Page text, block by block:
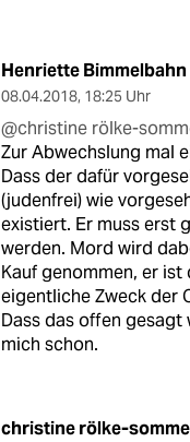
Henriette Bimmelbahn
08.04.2018, 18:25 Uhr
@christine rölke-
Zur Abwechslung mal
Dass der dafür
(judenfrei) wie
existiert. Er muss erst
werden. Mord wird
Kauf genommen, er ist
eigentliche Zweck der
Dass das offen
mich schon.
christine rölke-